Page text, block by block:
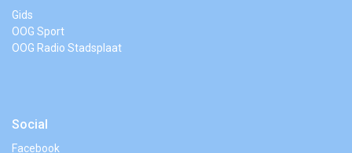
Gids
OOG Sport
OOG Radio Stadsplaat
Social
Facebook